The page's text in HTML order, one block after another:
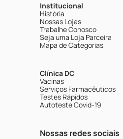
Institucional
História
Nossas Lojas
Trabalhe Conosco
Seja uma Loja Parceira
Mapa de Categorias
Clínica DC
Vacinas
Serviços Farmacêuticos
Testes Rápidos
Autoteste Covid-19
Nossas redes sociais